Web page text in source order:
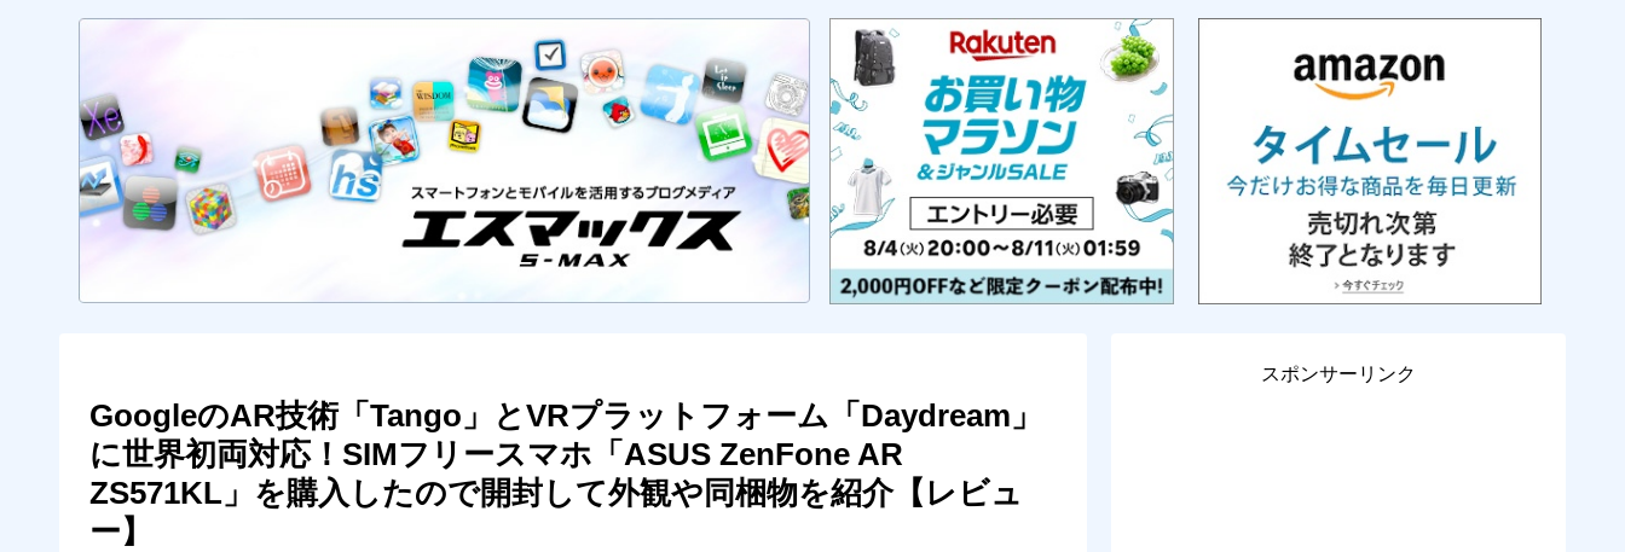
GoogleのAR技術「Tango」とVRプラットフォーム「Daydream」
に世界初両対応！SIMフリースマホ「ASUS ZenFone AR
ZS571KL」を購入したので開封して外観や同梱物を紹介【レビュ
ー】
スポンサーリンク